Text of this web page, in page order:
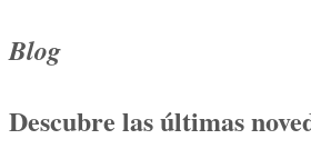
Blog
Descubre las últimas